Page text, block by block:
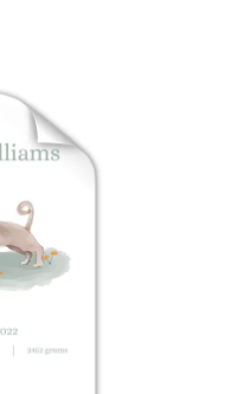
oss 4,6 på Google
som verkligen berör
med all kärlek för stunden.